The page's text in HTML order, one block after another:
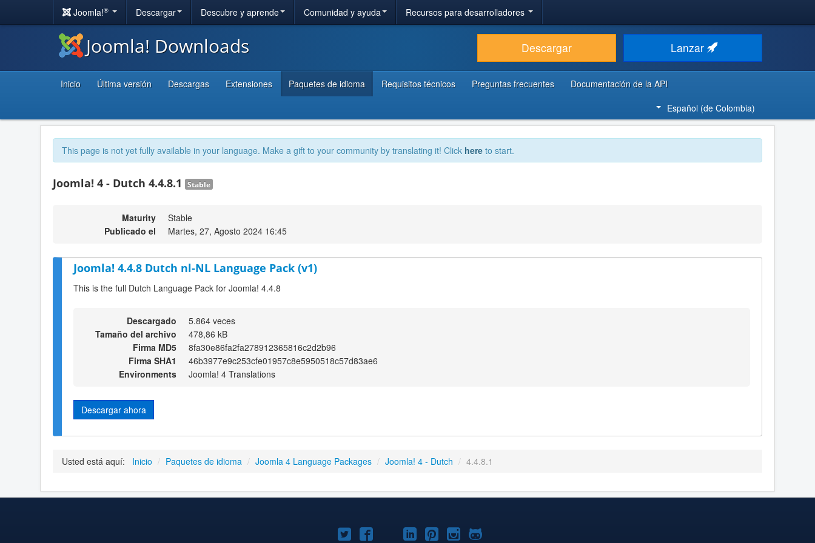
Joomla!® Descargar Descubre y aprende Comunidad y ayuda Recursos para desarrolladores
Joomla! Downloads Descargar Lanzar
Inicio Última versión Descargas Extensiones Paquetes de idioma Requisitos técnicos Preguntas frecuentes
Documentación de la API
Español (de Colombia)
This page is not yet fully available in your language. Make a gift to your community by translating it! Click here to start.
Joomla! 4 - Dutch 4.4.8.1 Stable
Maturity
Stable
Publicado el
Martes, 27, Agosto 2024 16:45
Joomla! 4.4.8 Dutch nl-NL Language Pack (v1)
This is the full Dutch Language Pack for Joomla! 4.4.8
Descargado
5.864 veces
Tamaño del archivo
478,86 kB
Firma MD5
8fa30e86fa2fa278912365816c2d2b96
Firma SHA1
46b3977e9c253cfe01957c8e5950518c57d83ae6
Environments
Joomla! 4 Translations
Descargar ahora
Usted está aquí: Inicio / Paquetes de idioma / Joomla 4 Language Packages / Joomla! 4 - Dutch / 4.4.8.1
Joomla!Joomla!Joomla!
Joomla!Joomla!
Joomla!Joomla!